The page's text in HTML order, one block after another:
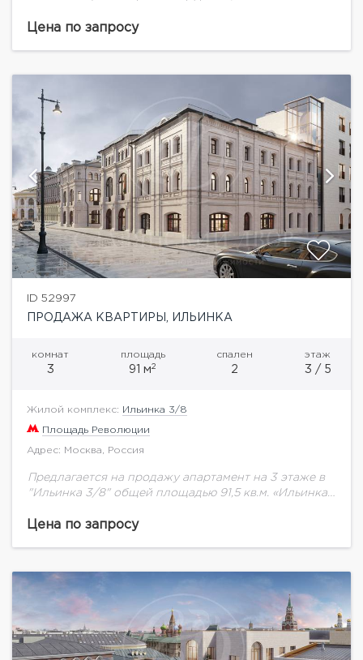
Красной площади....
Цена по запросу
ID 52997
ПРОДАЖА КВАРТИРЫ, ИЛЬИНКА
комнат
3
площадь
91 м2
спален
2
этаж
3 / 5
Жилой комплекс: Ильинка 3/8
Площадь Революции
Адрес: Москва, Россия
Предлагается на продажу апартамент на 3 этаже в
"Ильинка 3/8" общей площадью 91,5 кв.м. «Ильинка
Красной площади....
Цена по запросу